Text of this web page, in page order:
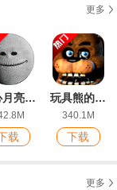
更多
当心月亮游戏手机版(月球苏醒)Beware of the moon
载
玩具熊的午夜后宫1重置版Five Nights at Freddys Plus
340.1M
下载
更多